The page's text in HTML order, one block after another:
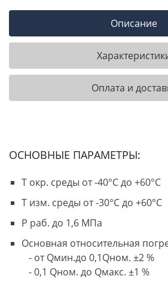
Описание
Оплата и
ОСНОВНЫЕ ПАРАМЕТРЫ:
Т окр. среды от -40°С до +60°С
Т изм. среды от -30°С до +60°С
Р раб. до 1,6 МПа
Основная относительная
- от Qмин.до 0,1Qном. ±2 %
- 0,1 Qном. до Qмакс. ±1 %